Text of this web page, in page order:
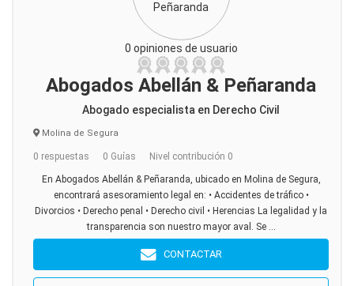
0 opiniones de usuario
Abogados Abellán & Peñaranda
Abogado especialista en Derecho Civil
Molina de Segura
0 respuestas 0 Guías Nivel contribución 0
En Abogados Abellán & Peñaranda, ubicado en Molina de Segura,
encontrará asesoramiento legal en: • Accidentes de tráfico •
Divorcios • Derecho penal • Derecho civil • Herencias La legalidad y la
transparencia son nuestro mayor aval. Se ...
CONTACTAR